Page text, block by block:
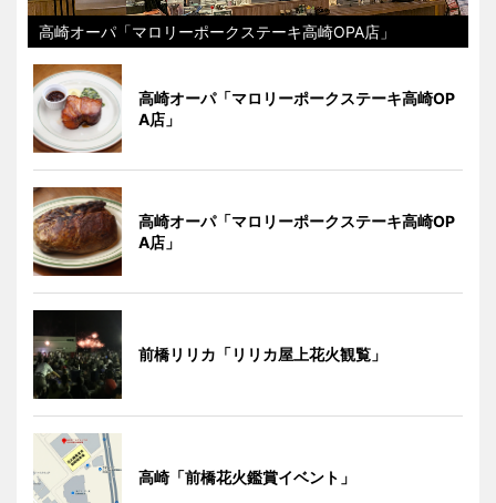
高崎オーパ「マロリーポークステーキ高崎OPA店」
高崎オーパ「マロリーポークステーキ高崎OP
A店」
高崎オーパ「マロリーポークステーキ高崎OP
A店」
前橋リリカ「リリカ屋上花火観覧」
高崎「前橋花火鑑賞イベント」